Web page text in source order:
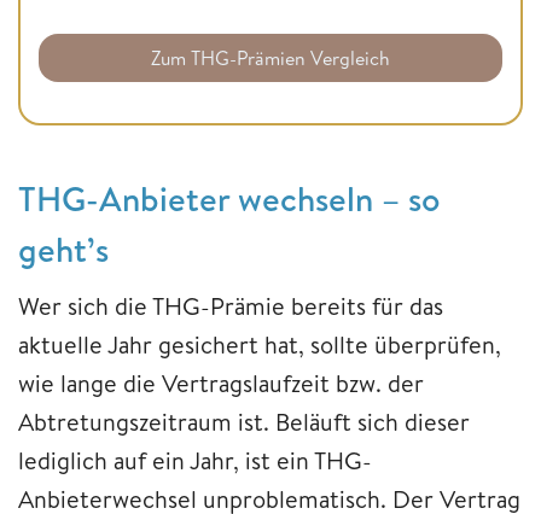
Zum THG-Prämien Vergleich
THG-Anbieter wechseln – so
geht’s
Wer sich die THG-Prämie bereits für das
aktuelle Jahr gesichert hat, sollte überprüfen,
wie lange die Vertragslaufzeit bzw. der
Abtretungszeitraum ist. Beläuft sich dieser
lediglich auf ein Jahr, ist ein THG-
Anbieterwechsel unproblematisch. Der Vertrag